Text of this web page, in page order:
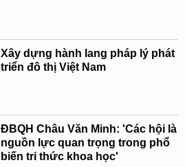
Xây dựng hành lang pháp lý phát
triển đô thị Việt Nam
ĐBQH Châu Văn Minh: 'Các hội là
nguồn lực quan trọng trong phổ
biến tri thức khoa học'